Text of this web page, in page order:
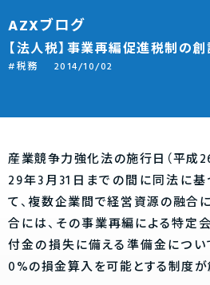
AZXブログ
【法人税】事業再編促進税制の
税務 2014/10/02
産業競争力強化法の施行日（平成
29年3月31日までの間に同法に
て、複数企業間で経営資源の融合
合には、その事業再編による特定
付金の損失に備える準備金につい
0%の損金算入を可能とする制度が